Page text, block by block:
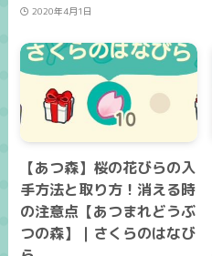
2020年4月1日
【あつ森】桜の花びらの入
手方法と取り方！消える時
の注意点【あつまれどうぶ
つの森】｜さくらのはなび